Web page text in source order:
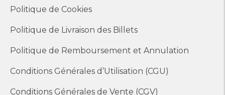
Politique de Cookies
Politique de Livraison des Billets
Politique de Remboursement et Annulation
Conditions Générales d’Utilisation (CGU)
Conditions Générales de Vente (CGV)